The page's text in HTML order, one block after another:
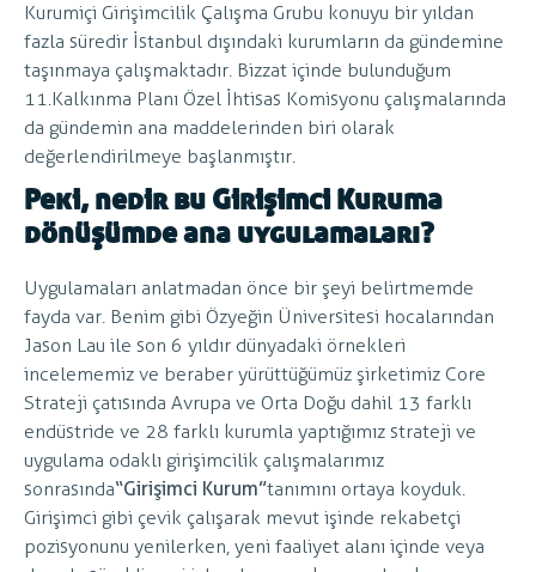
Kurumiçi Girişimcilik Çalışma Grubu konuyu bir yıldan
fazla süredir İstanbul dışındaki kurumların da gündemine
taşınmaya çalışmaktadır. Bizzat içinde bulunduğum
11.Kalkınma Planı Özel İhtisas Komisyonu çalışmalarında
da gündemin ana maddelerinden biri olarak
değerlendirilmeye başlanmıştır.
Peki, nedir bu Girişimci Kuruma
dönüşümde ana uygulamaları?
Uygulamaları anlatmadan önce bir şeyi belirtmemde
fayda var. Benim gibi Özyeğin Üniversitesi hocalarından
Jason Lau ile son 6 yıldır dünyadaki örnekleri
incelememiz ve beraber yürüttüğümüz şirketimiz Core
Strateji çatısında Avrupa ve Orta Doğu dahil 13 farklı
endüstride ve 28 farklı kurumla yaptığımız strateji ve
uygulama odaklı girişimcilik çalışmalarımız
sonrasında“Girişimci Kurum”tanımını ortaya koyduk.
Girişimci gibi çevik çalışarak mevut işinde rekabetçi
pozisyonunu yenilerken, yeni faaliyet alanı içinde veya